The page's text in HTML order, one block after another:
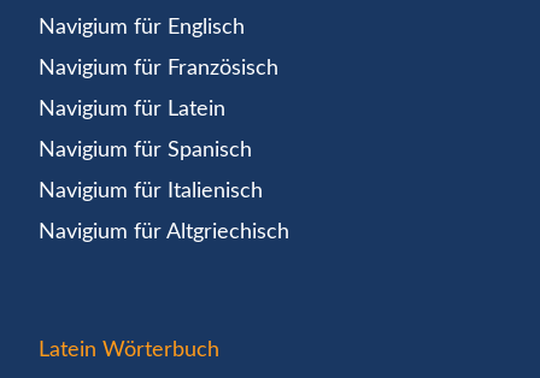
Navigium für Englisch
Navigium für Französisch
Navigium für Latein
Navigium für Spanisch
Navigium für Italienisch
Navigium für Altgriechisch
Latein Wörterbuch